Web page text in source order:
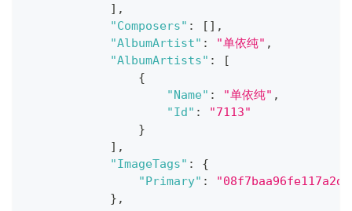
] ,
"Composers" : [ ] ,
"AlbumArtist" : "单依纯" ,
"AlbumArtists" :
[
{
"Name" : "单依纯" ,
"Id" :
"7113"
}
] ,
"ImageTags" :
{
"Primary" :
} ,